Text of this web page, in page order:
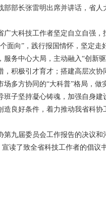
长张雷明出席并讲话，省人
科技工作者坚定自立自强，
面向”，践行报国情怀，坚定
服务中心大局，主动融入“创新
，积极引才育才；搭建高层次
场多方协同的“大科普”格局，
班子坚持凝心铸魂，加强自身
造良好条件，着力推动我省科协
届委员会工作报告的决议和
读了致全省科技工作者的倡议